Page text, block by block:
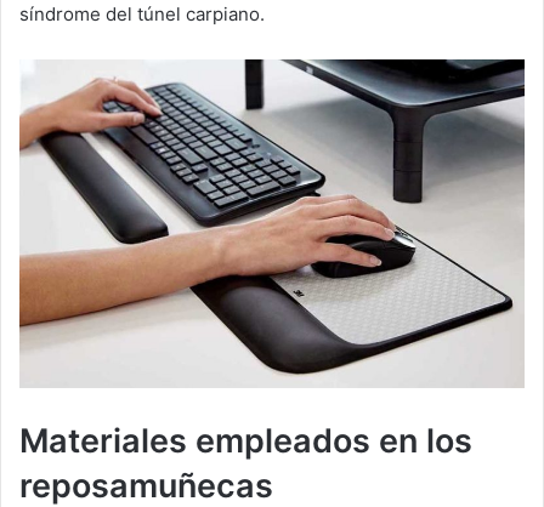
síndrome del túnel carpiano.
Materiales empleados en los
reposamuñecas